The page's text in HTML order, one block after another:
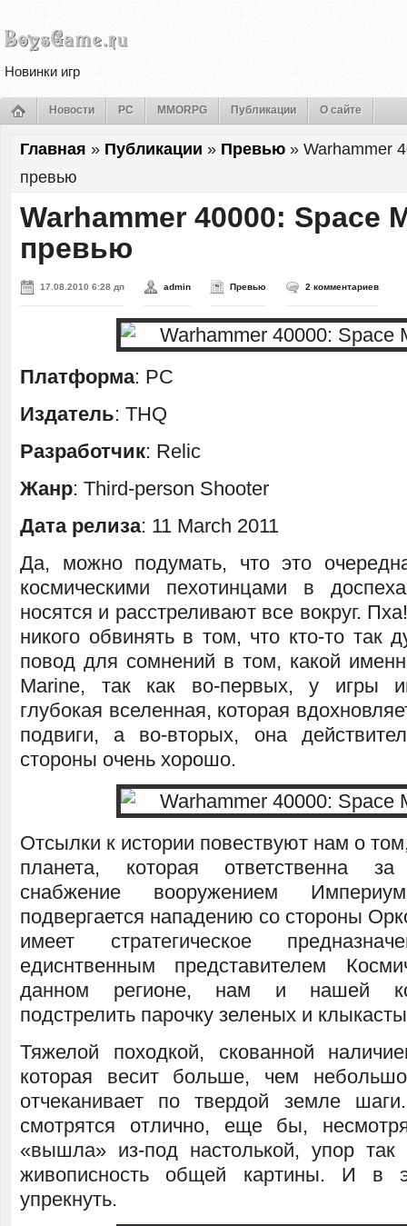
Новинки игр
Новости PC MMORPG Публикации О сайте
Главная » Публикации » Превью » Warhammer
превью
Warhammer 40000: Space
превью
17.08.2010 6:28 дп admin Превью 2 комментариев
Платформа: PC
Издатель: THQ
Разработчик: Relic
Жанр: Third-person Shooter
Дата релиза: 11 March 2011
Да, можно подумать, что это
космическими пехотинцами в
носятся и расстреливают все вокруг.
никого обвинять в том, что кто-то так
повод для сомнений в том, какой
Marine, так как во-первых, у игры
глубокая вселенная, которая
подвиги, а во-вторых, она
стороны очень хорошо.
Отсылки к истории повествуют нам о
планета, которая ответственна
снабжение вооружением
подвергается нападению со стороны
имеет стратегическое
едиснтвенным представителем
данном регионе, нам и нашей
подстрелить парочку зеленых и
Тяжелой походкой, скованной
которая весит больше, чем
отчеканивает по твердой земле
смотрятся отлично, еще бы,
«вышла» из-под настолькой, упор
живописность общей картины. И в
упрекнуть.